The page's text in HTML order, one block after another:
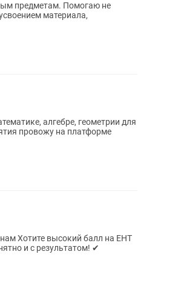
предметам. Помогаю не
материала,
алгебре, геометрии для
провожу на платформе
ЕНТ
и с результатом! ✔